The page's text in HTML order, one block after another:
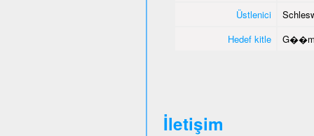
Üstlenici
Hedef kitle
İletişim